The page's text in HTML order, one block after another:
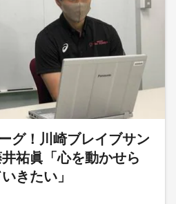
グ！川崎ブレイブサン
祐眞「心を動かせら
きたい」